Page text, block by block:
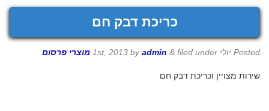
כריכת דבק חם
Posted יולי 1st, 2013 byadmin & filed under מוצרי פרסום
שירות מצויין וכריכת דבק חם